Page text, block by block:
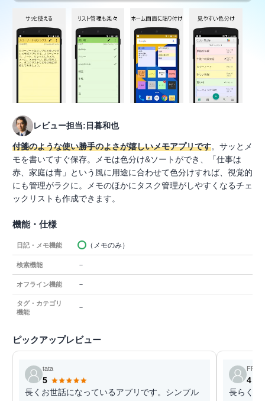
レビュー担当:日暮和也
付箋のような使い勝手のよさが嬉しいメモアプリです。サッとメ
モを書いてすぐ保存。メモは色分け&ソートができ、「仕事は
赤、家庭は青」という風に用途に合わせて色分けすれば、視覚的
にも管理がラクに。メモのほかにタスク管理がしやすくなるチェ
ックリストも作成できます。
機能・仕様
日記・メモ機能 （メモのみ）
検索機能 －
オフライン機能 －
タグ・カテゴリ
機能
－
ピックアップレビュー
tata
5
長くお世話になっているアプリです。シンプル
4
長らく使